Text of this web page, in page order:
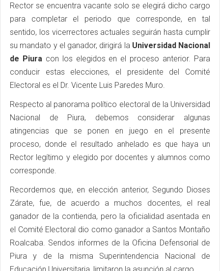
Rector se encuentra vacante solo se elegirá dicho cargo
para completar el periodo que corresponde, en tal
sentido, los vicerrectores actuales seguirán hasta cumplir
su mandato y el ganador, dirigirá la Universidad Nacional
de Piuracon los elegidos en el proceso anterior. Para
conducir estas elecciones, el presidente del Comité
Electoral es el Dr. Vicente Luis Paredes Muro.
Respecto al panorama político electoral de la Universidad
Nacional de Piura, debemos considerar algunas
atingencias que se ponen en juego en el presente
proceso, donde el resultado anhelado es que haya un
Rector legítimo y elegido por docentes y alumnos como
corresponde.
Recordemos que, en elección anterior, Segundo Dioses
Zárate, fue, de acuerdo a muchos docentes, el real
ganador de la contienda, pero la oficialidad asentada en
el Comité Electoral dio como ganador a Santos Montaño
Roalcaba. Sendos informes de la Oficina Defensorial de
Piura y de la misma Superintendencia Nacional de